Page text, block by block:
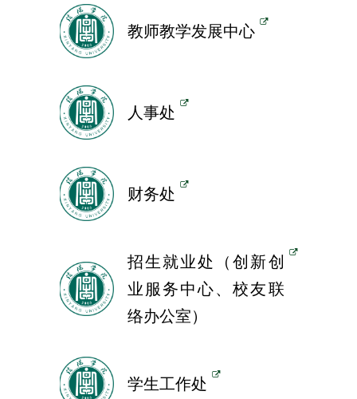
教师教学发展中心
人事处
财务处
招生就业处（创新创
业服务中心、校友联
络办公室）
学生工作处